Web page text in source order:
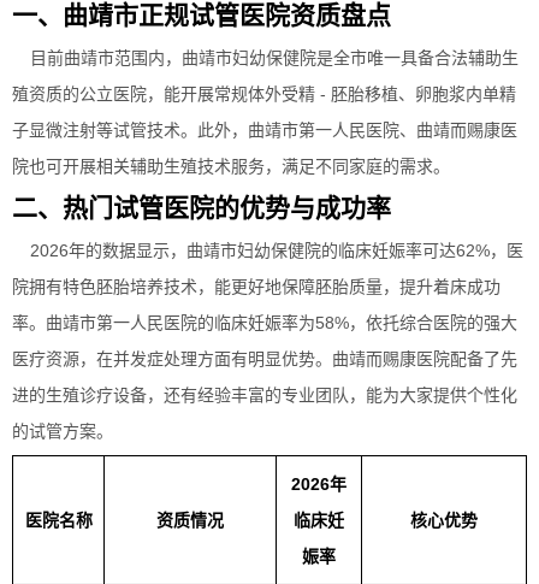
一、曲靖市正规试管医院资质盘点
目前曲靖市范围内，曲靖市妇幼保健院是全市唯一具备合法辅助生
殖资质的公立医院，能开展常规体外受精 - 胚胎移植、卵胞浆内单精
子显微注射等试管技术。此外，曲靖市第一人民医院、曲靖而赐康医
院也可开展相关辅助生殖技术服务，满足不同家庭的需求。
二、热门试管医院的优势与成功率
2026年的数据显示，曲靖市妇幼保健院的临床妊娠率可达62%，医
院拥有特色胚胎培养技术，能更好地保障胚胎质量，提升着床成功
率。曲靖市第一人民医院的临床妊娠率为58%，依托综合医院的强大
医疗资源，在并发症处理方面有明显优势。曲靖而赐康医院配备了先
进的生殖诊疗设备，还有经验丰富的专业团队，能为大家提供个性化
的试管方案。
医院名称 资质情况
2026年
临床妊
娠率
核心优势